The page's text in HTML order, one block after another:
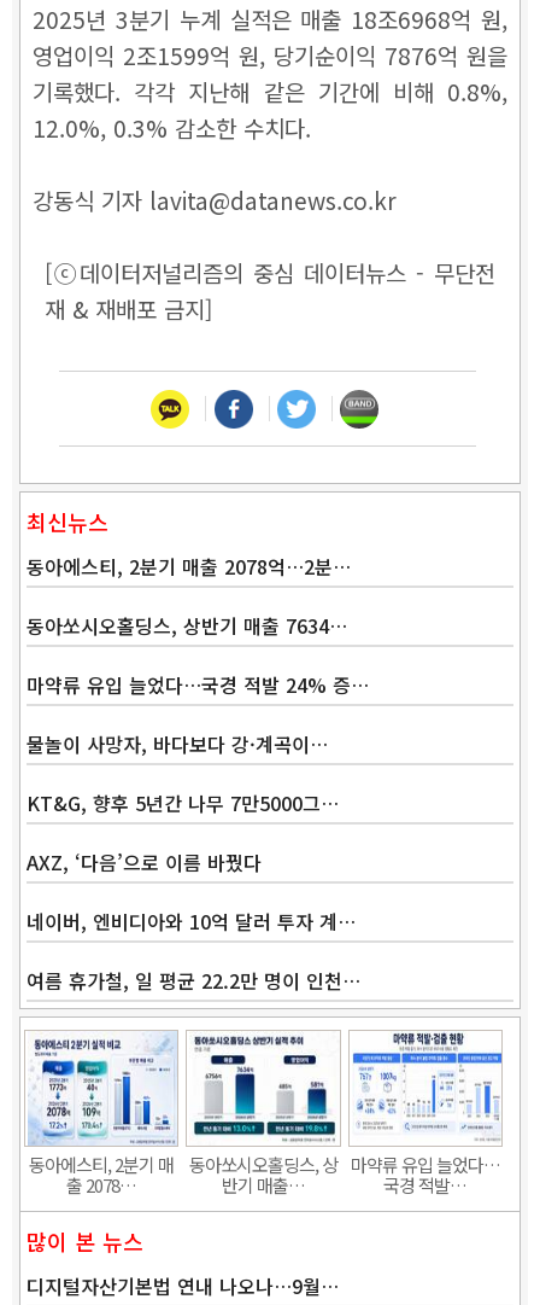
2025년 3분기 누계 실적은 매출 18조6968억 원,
영업이익 2조1599억 원, 당기순이익 7876억 원을
기록했다. 각각 지난해 같은 기간에 비해 0.8%,
12.0%, 0.3% 감소한 수치다.
강동식 기자 lavita@datanews.co.kr
[ⓒ데이터저널리즘의 중심 데이터뉴스 - 무단전
재 & 재배포 금지]
최신뉴스
동아에스티, 2분기 매출 2078억…2분…
동아쏘시오홀딩스, 상반기 매출 7634…
마약류 유입 늘었다…국경 적발 24% 증…
물놀이 사망자, 바다보다 강·계곡이…
KT&G, 향후 5년간 나무 7만5000그…
AXZ, ‘다음’으로 이름 바꿨다
네이버, 엔비디아와 10억 달러 투자 계…
여름 휴가철, 일 평균 22.2만 명이 인천…
동아에스티, 2분기 매
출 2078…
동아쏘시오홀딩스, 상
반기 매출…
마약류 유입 늘었다…
국경 적발…
많이 본 뉴스
디지털자산기본법 연내 나오나…9월…